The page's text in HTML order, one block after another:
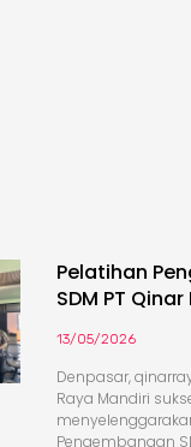
Pelatihan
SDM PT
13/05/2026
Denpasar,
Raya Mandiri
Pengembangan